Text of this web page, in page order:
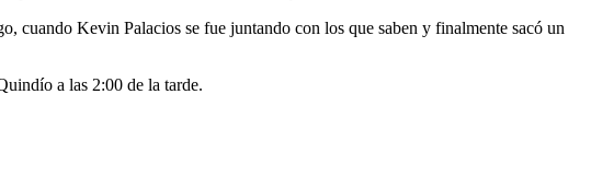
Kevin Palacios se fue juntando con los que saben y finalmente sacó un
a las 2:00 de la tarde.